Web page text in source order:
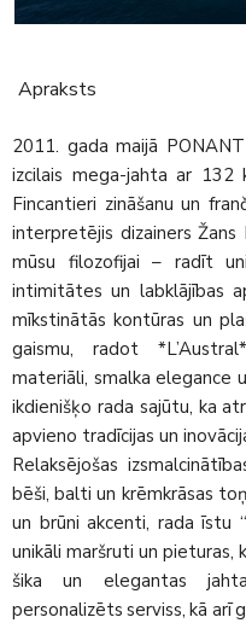
Apraksts
2011. gada maijā
izcilais mega-jahta ar 132
Fincantieri zināšanu un
interpretējis dizainers Žans
mūsu filozofijai – radīt
intimitātes un labklājības
mīkstinātās kontūras un
gaismu, radot
materiāli, smalka elegance
ikdienišķo rada sajūtu, ka
apvieno tradīcijas un
Relaksējošas
bēši, balti un krēmkrāsas
un brūni akcenti, rada īstu
unikāli maršruti un pieturas,
šika un elegantas
personalizēts serviss, kā arī